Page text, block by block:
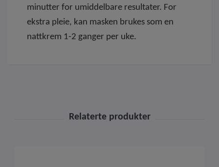
minutter for umiddelbare resultater. For
ekstra pleie, kan masken brukes som en
nattkrem 1-2 ganger per uke.